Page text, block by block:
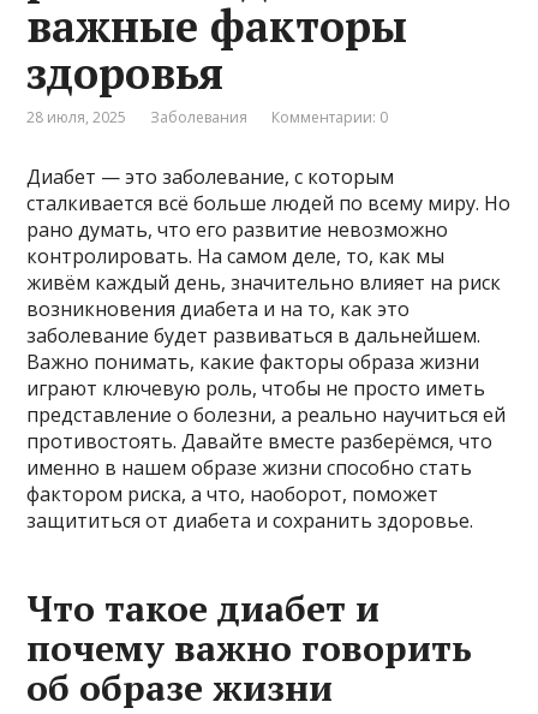
важные факторы
здоровья
28 июля, 2025 Заболевания Комментарии: 0
Диабет — это заболевание, с которым
сталкивается всё больше людей по всему миру. Но
рано думать, что его развитие невозможно
контролировать. На самом деле, то, как мы
живём каждый день, значительно влияет на риск
возникновения диабета и на то, как это
заболевание будет развиваться в дальнейшем.
Важно понимать, какие факторы образа жизни
играют ключевую роль, чтобы не просто иметь
представление о болезни, а реально научиться ей
противостоять. Давайте вместе разберёмся, что
именно в нашем образе жизни способно стать
фактором риска, а что, наоборот, поможет
защититься от диабета и сохранить здоровье.
Что такое диабет и
почему важно говорить
об образе жизни